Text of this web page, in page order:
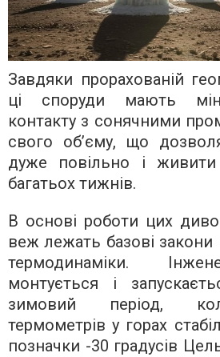
Завдяки прорахованій
ці споруди мають
контакту з сонячними
свого об’єму, що
дуже повільно і
багатьох тижнів.
В основі роботи цих
веж лежать базові закони
термодинаміки.
монтується і
зимовий період,
термометрів у горах
позначки -30 градусів